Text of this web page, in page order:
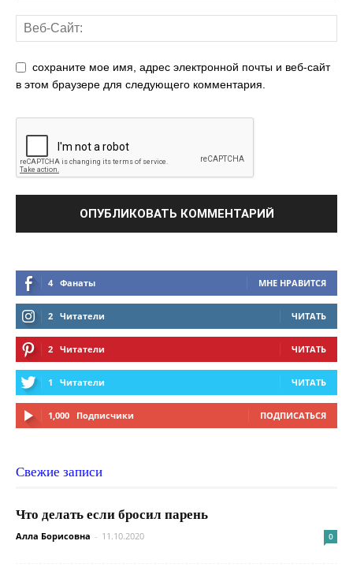
сохраните мое имя, адрес электронной почты и веб-сайт
в этом браузере для следующего комментария.
4 Фанаты МНЕ НРАВИТСЯ
2 Читатели ЧИТАТЬ
2 Читатели ЧИТАТЬ
1 Читатели ЧИТАТЬ
1,000 Подписчики ПОДПИСАТЬСЯ
Свежие записи
Что делать если бросил парень
Алла Борисовна - 11.10.2020 0